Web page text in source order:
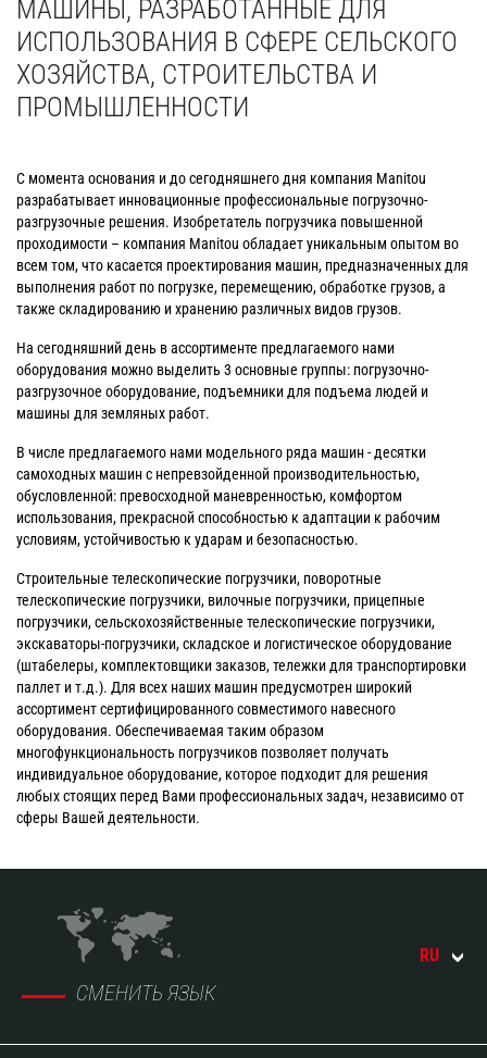
МАШИНЫ, РАЗРАБОТАННЫЕ ДЛЯ
ИСПОЛЬЗОВАНИЯ В СФЕРЕ СЕЛЬСКОГО
ХОЗЯЙСТВА, СТРОИТЕЛЬСТВА И
ПРОМЫШЛЕННОСТИ
С момента основания и до сегодняшнего дня компания Manitou
разрабатывает инновационные профессиональные погрузочно-
разгрузочные решения. Изобретатель погрузчика повышенной
проходимости – компания Manitou обладает уникальным опытом во
всем том, что касается проектирования машин, предназначенных для
выполнения работ по погрузке, перемещению, обработке грузов, а
также складированию и хранению различных видов грузов.
На сегодняшний день в ассортименте предлагаемого нами
оборудования можно выделить 3 основные группы: погрузочно-
разгрузочное оборудование, подъемники для подъема людей и
машины для земляных работ.
В числе предлагаемого нами модельного ряда машин - десятки
самоходных машин с непревзойденной производительностью,
обусловленной: превосходной маневренностью, комфортом
использования, прекрасной способностью к адаптации к рабочим
условиям, устойчивостью к ударам и безопасностью.
Строительные телескопические погрузчики, поворотные
телескопические погрузчики, вилочные погрузчики, прицепные
погрузчики, сельскохозяйственные телескопические погрузчики,
экскаваторы-погрузчики, складское и логистическое оборудование
(штабелеры, комплектовщики заказов, тележки для транспортировки
паллет и т.д.). Для всех наших машин предусмотрен широкий
ассортимент сертифицированного совместимого навесного
оборудования. Обеспечиваемая таким образом
многофункциональность погрузчиков позволяет получать
индивидуальное оборудование, которое подходит для решения
любых стоящих перед Вами профессиональных задач, независимо от
сферы Вашей деятельности.
СМЕНИТЬ ЯЗЫК
RU